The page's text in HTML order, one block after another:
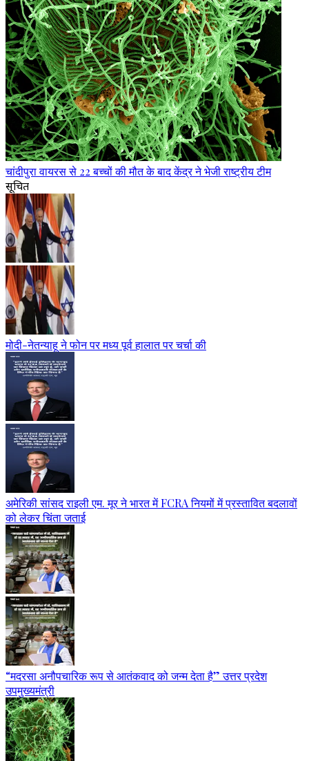
चांदीपुरा वायरस से 22 बच्चों की मौत के बाद केंद्र ने भेजी राष्ट्रीय टीम
सूचित
मोदी-नेतन्याहू ने फोन पर मध्य पूर्व हालात पर चर्चा की
अमेरिकी सांसद राइली एम. मूर ने भारत में FCRA नियमों में प्रस्तावित बदलावों
को लेकर चिंता जताई
“मदरसा अनौपचारिक रूप से आतंकवाद को जन्म देता है” उत्तर प्रदेश
उपमुख्यमंत्री